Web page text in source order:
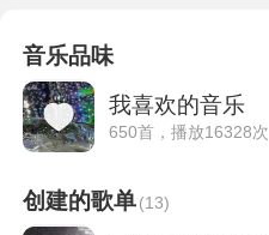
音乐品味
我喜欢的音乐
650首，播放16328次
创建的歌单(13)